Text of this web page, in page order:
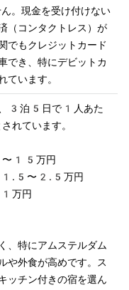
。現金を受け付けない
（コンタクトレス）が
でもクレジットカード
でき、特にデビットカ
ています。
、3泊5日で1人あた
れています。
〜15万円
1.5〜2.5万円
1万円
、特にアムステルダム
や外食が高めです。ス
ッチン付きの宿を選ん